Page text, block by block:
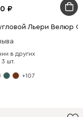
Льери Велюр
в других
3 шт.
+107